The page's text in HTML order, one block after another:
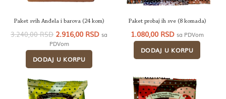
Paket svih Anđela i barova (24 kom)
3.240,00RSD Originalna
cena
je
bila:
3.240,00 RSD.
2.916,00 RSDTrenutna
2.916,00 RSD.
sa
PDVom
DODAJ U KORPU
Paket probaj ih sve (8 komada)
1.080,00 RSD sa PDVom
DODAJ U KORPU